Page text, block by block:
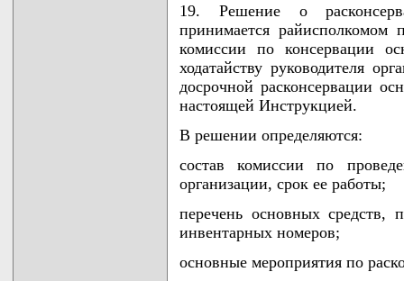
19. Решение о
принимается райисполкомом
комиссии по консервации
ходатайству руководителя
досрочной расконсервации
настоящей Инструкцией.
В решении определяются:
состав комиссии по
организации, срок ее работы;
перечень основных средств,
инвентарных номеров;
основные мероприятия по